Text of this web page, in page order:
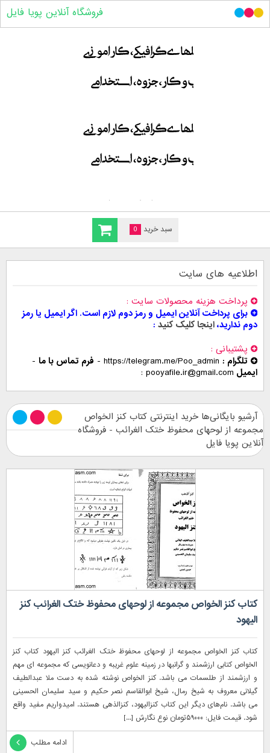
سبد خرید 0
فروشگاه آنلاین پویا فایل
اطلاعیه های سایت
پرداخت هزینه محصولات سایت
برای پرداخت آنلاین ایمیل و رمز دوم لازم است. اگر ایمیل یا رمز
دوم ندارید،اینجا کلیک کنید
پشتیبانی
تلگرام : https://telegram.me/Poo_admin
- فرم تماس با ما -
ایمیل pooyafile.ir@gmail.com
آرشیو بایگانی‌ها خرید اینترنتی کتاب کنز الخواص
مجموعه از لوحهای محفوظ ختک الغرائب - فروشگاه
آنلاین پویا فایل
کتاب کنز الخواص مجموعه از لوحهای محفوظ ختک الغرائب کنز
الیهود
کتاب کنز الخواص مجموعه از لوحهای محفوظ ختک الغرائب کنز الیهود کتاب کنز
الخواص کتابی ارزشمند و گرانبها در زمینه علوم غریبه و دعانویسی که مجموعه ای مهم
و ارزشمند از طلسمات می باشد. کنز الخواص نوشته شده به دست ملا عبدالطیف
گیلانی معروف به شیخ رمال، شیخ ابوالقاسم نصر حکیم و سید سلیمان الحسینی
می باشد. نام‌های دیگر این کتاب کنزالیهود، کنزالذهی هستند. امیدواریم مفید واقع
شود. قیمت فایل: ۵۹۰۰۰تومان نوع نگارش [...]
ادامه مطلب